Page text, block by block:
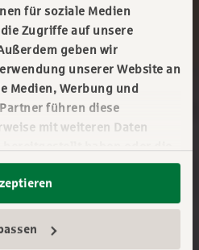
für soziale Medien
Zugriffe auf unsere
geben wir
unserer Website an
Medien, Werbung und
führen diese
mit weiteren Daten
bereitgestellt haben oder die
der Dienste gesammelt
zu unseren Cookies,
weiterhin nutzen.
||Datenschutz